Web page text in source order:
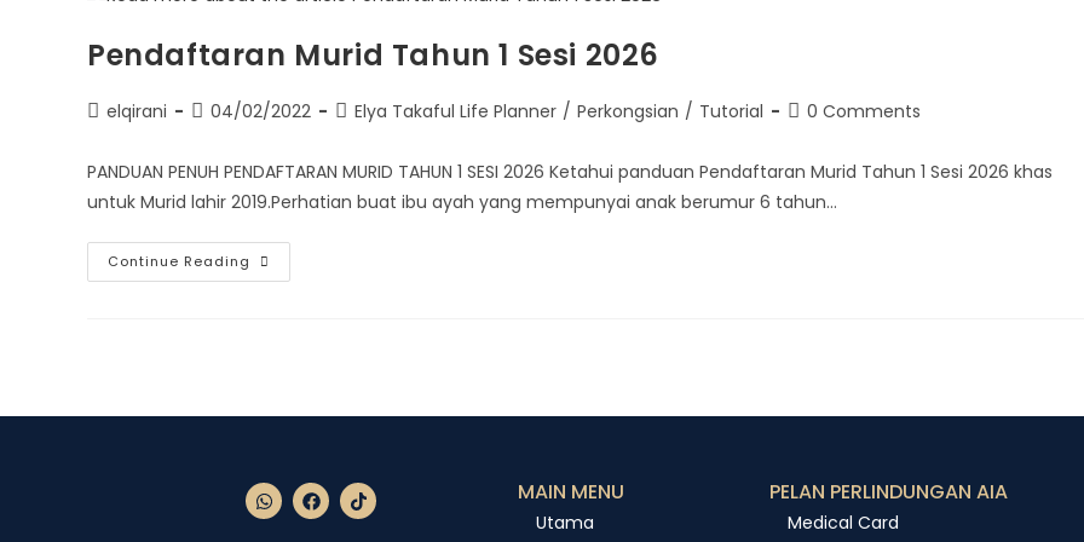
Pendaftaran Murid Tahun 1 Sesi 2026
elqirani 04/02/2022 Elya Takaful Life Planner / Perkongsian / Tutorial 0 Comments
PANDUAN PENUH PENDAFTARAN MURID TAHUN 1 SESI 2026 Ketahui panduan Pendaftaran Murid Tahun 1 Sesi 2026 khas
untuk Murid lahir 2019.Perhatian buat ibu ayah yang mempunyai anak berumur 6 tahun…
Continue Reading
MAIN MENU
Utama
PELAN PERLINDUNGAN AIA
Medical Card